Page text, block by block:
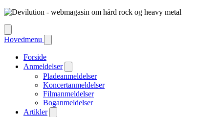
Hovedmenu
Forside
Anmeldelser
Pladeanmeldelser
Koncertanmeldelser
Filmanmeldelser
Boganmeldelser
Artikler